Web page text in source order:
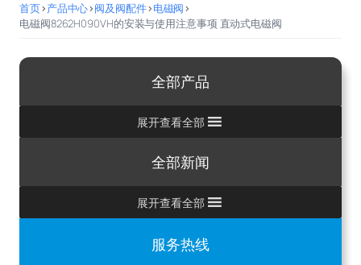
首页>产品中心>阀及阀配件>电磁阀>
电磁阀8262H090VH的安装与使用注意事项 直动式电磁阀
全部产品
展开查看全部
全部新闻
展开查看全部
服务热线